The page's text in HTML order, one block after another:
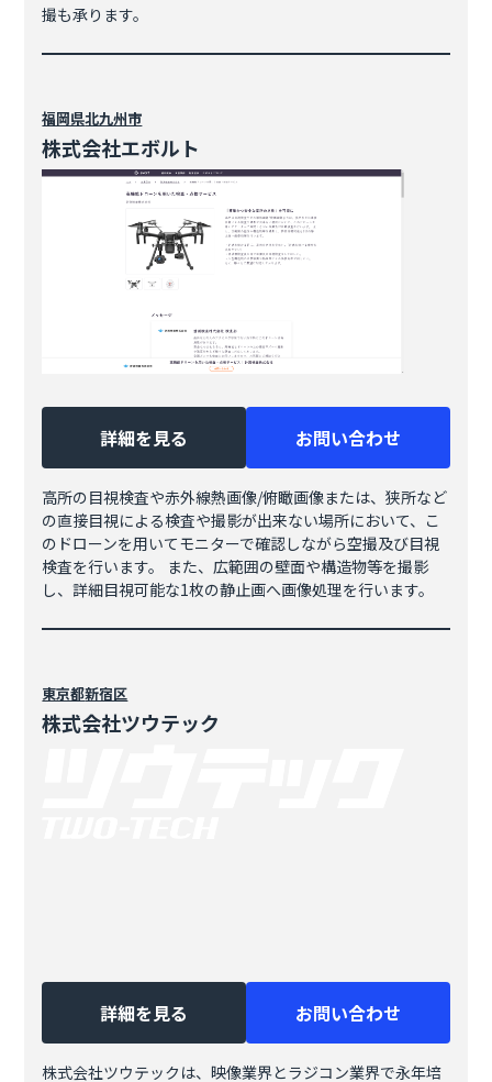
撮も承ります。
福岡県北九州市
株式会社エボルト
詳細を見る お問い合わせ
高所の目視検査や赤外線熱画像/俯瞰画像または、狭所など
の直接目視による検査や撮影が出来ない場所において、こ
のドローンを用いてモニターで確認しながら空撮及び目視
検査を行います。 また、広範囲の壁面や構造物等を撮影
し、詳細目視可能な1枚の静止画へ画像処理を行います。
東京都新宿区
株式会社ツウテック
詳細を見る お問い合わせ
株式会社ツウテックは、映像業界とラジコン業界で永年培